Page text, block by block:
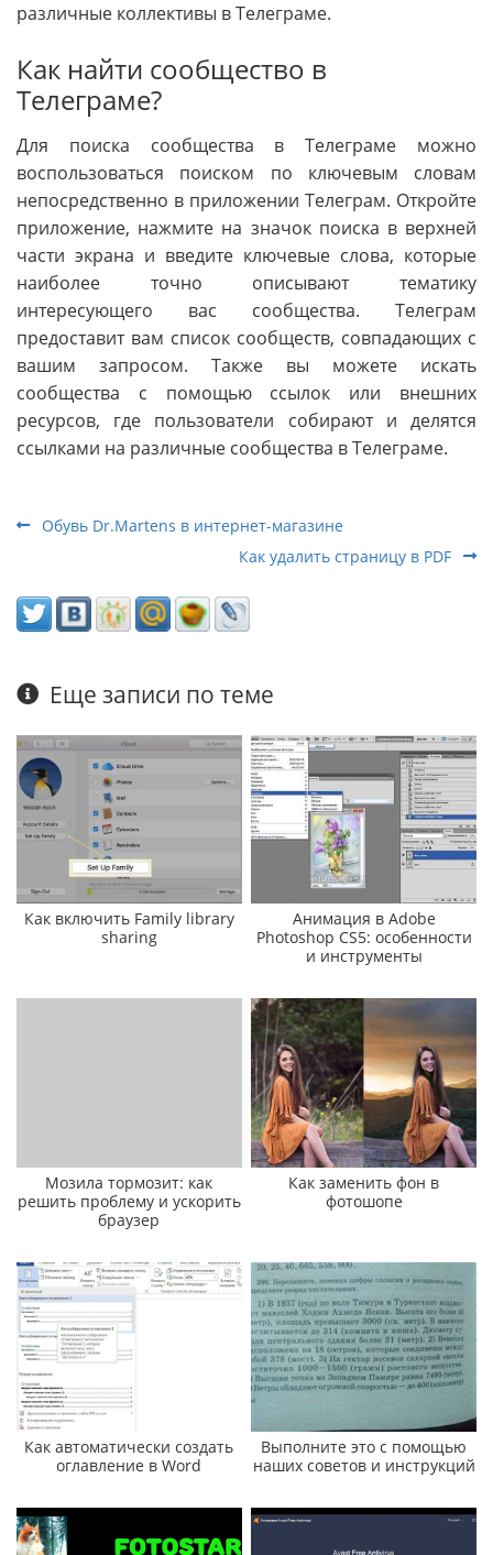
различные коллективы в Телеграме.
Как найти сообщество в
Телеграме?
Для поиска сообщества в Телеграме можно
воспользоваться поиском по ключевым словам
непосредственно в приложении Телеграм. Откройте
приложение, нажмите на значок поиска в верхней
части экрана и введите ключевые слова, которые
наиболее точно описывают тематику
интересующего вас сообщества. Телеграм
предоставит вам список сообществ, совпадающих с
вашим запросом. Также вы можете искать
сообщества с помощью ссылок или внешних
ресурсов, где пользователи собирают и делятся
ссылками на различные сообщества в Телеграме.
Обувь Dr.Martens в интернет-магазине
Как удалить страницу в PDF
Еще записи по теме
Как включить Family library
sharing
Анимация в Adobe
Photoshop CS5: особенности
и инструменты
Мозила тормозит: как
решить проблему и ускорить
браузер
Как заменить фон в
фотошопе
Как автоматически создать
оглавление в Word
Выполните это с помощью
наших советов и инструкций